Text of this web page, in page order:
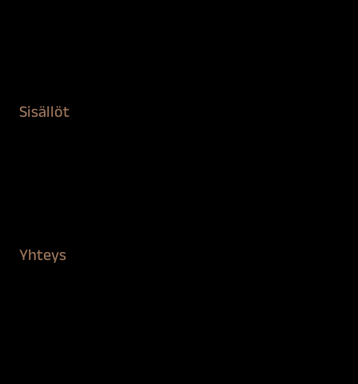
Sisällöt
Yhteys